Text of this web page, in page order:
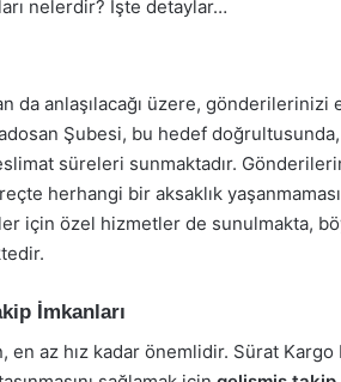
nelerdir? İşte detaylar…
da anlaşılacağı üzere, gönderilerinizi
Şubesi, bu hedef doğrultusunda,
süreleri sunmaktadır.
herhangi bir aksaklık
için özel hizmetler de sunulmakta,
İmkanları
en az hız kadar önemlidir. Sürat